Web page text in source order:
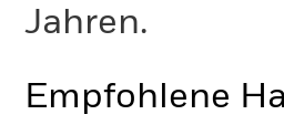
Jahren.
Empfohlene